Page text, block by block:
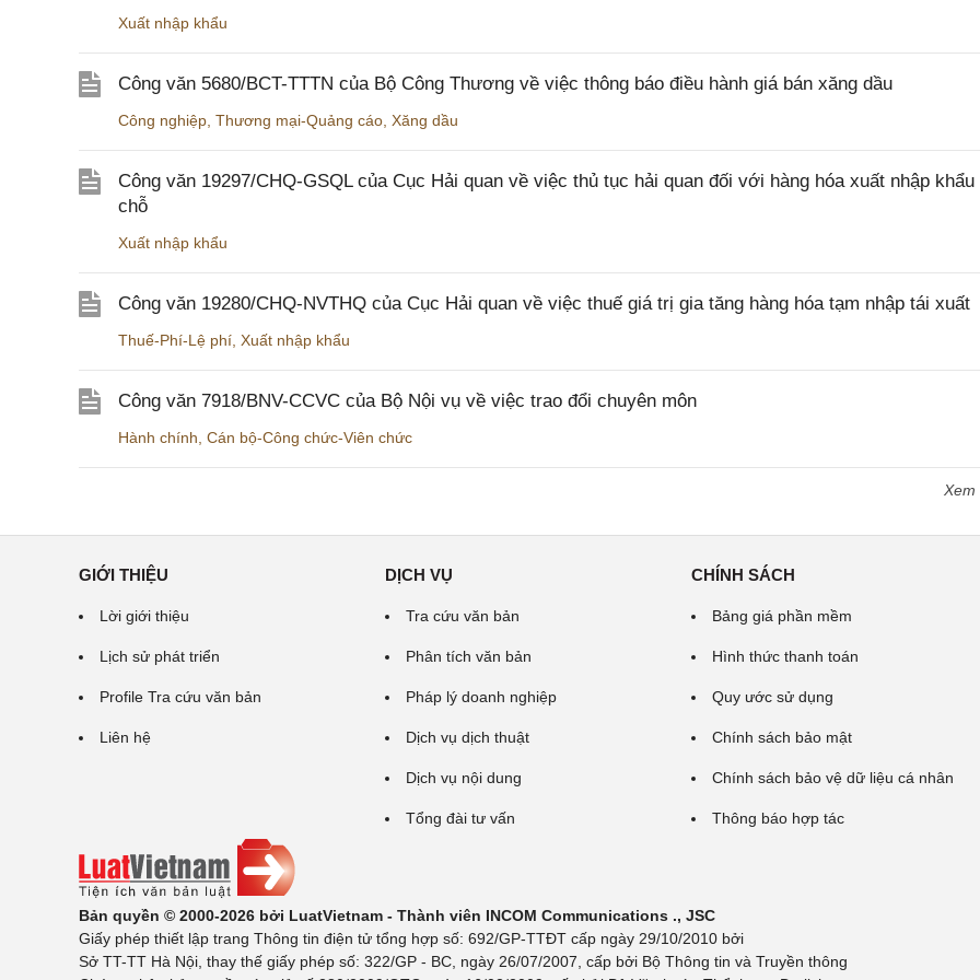
Xuất nhập khẩu
Công văn 5680/BCT-TTTN của Bộ Công Thương về việc thông báo điều hành giá bán xăng dầu
Công nghiệp Thương mại-Quảng cáo Xăng dầu
Công văn 19297/CHQ-GSQL của Cục Hải quan về việc thủ tục hải quan đối với hàng hóa xuất nhập khẩu
chỗ
Xuất nhập khẩu
Công văn 19280/CHQ-NVTHQ của Cục Hải quan về việc thuế giá trị gia tăng hàng hóa tạm nhập tái xuất
Thuế-Phí-Lệ phí Xuất nhập khẩu
Công văn 7918/BNV-CCVC của Bộ Nội vụ về việc trao đổi chuyên môn
Hành chính Cán bộ-Công chức-Viên chức
GIỚI THIỆU
Lời giới thiệu
Lịch sử phát triển
Profile Tra cứu văn bản
Liên hệ
DỊCH VỤ
Tra cứu văn bản
Phân tích văn bản
Pháp lý doanh nghiệp
Dịch vụ dịch thuật
Dịch vụ nội dung
Tổng đài tư vấn
CHÍNH SÁCH
Bảng giá phần mềm
Hình thức thanh toán
Quy ước sử dụng
Chính sách bảo mật
Chính sách bảo vệ dữ liệu cá nhân
Thông báo hợp tác
Bản quyền © 2000-2026 bởi LuatVietnam - Thành viên INCOM Communications ., JSC
Giấy phép thiết lập trang Thông tin điện tử tổng hợp số: 692/GP-TTĐT cấp ngày 29/10/2010 bởi
Sở TT-TT Hà Nội, thay thế giấy phép số: 322/GP - BC, ngày 26/07/2007, cấp bởi Bộ Thông tin và Truyền thông